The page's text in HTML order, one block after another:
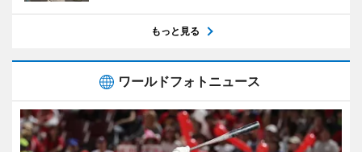
もっと見る
ワールドフォトニュース